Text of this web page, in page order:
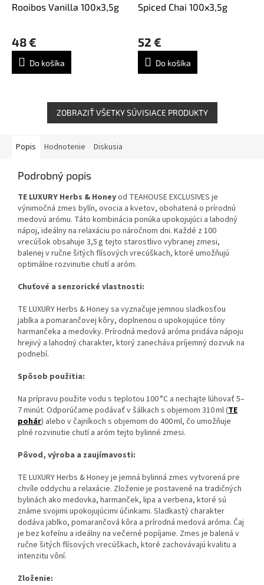
Rooibos Vanilla 100x3,5g
48 €
Do košíka
Spiced Chai 100x3,5g
52 €
Do košíka
ZOBRAZIŤ VŠETKY SÚVISIACE PRODUKTY
Popis Hodnotenie Diskusia
Podrobný popis
TE LUXURY Herbs & Honeyod TEAHOUSE EXCLUSIVES je
výnimočná zmes bylín, ovocia a kvetov, obohatená o prírodnú
medovú arómu. Táto kombinácia ponúka upokojujúci a lahodný
nápoj, ideálny na relaxáciu po náročnom dni. Každé z 100
vrecúšok obsahuje 3,5 g tejto starostlivo vybranej zmesi,
balenej v ručne šitých flísových vrecúškach, ktoré umožňujú
optimálne rozvinutie chutí a aróm.
Chuťové a senzorické vlastnosti:
TE LUXURY Herbs & Honey sa vyznačuje jemnou sladkosťou
jablka a pomarančovej kôry, doplnenou o upokojujúce tóny
harmančeka a medovky. Prírodná medová aróma pridáva nápoju
hrejivý a lahodný charakter, ktorý zanecháva príjemný dozvuk na
podnebí.
Spôsob použitia:
Na prípravu použite vodu s teplotou 100 °C a nechajte lúhovať 5–
7 minút. Odporúčame podávať v šálkach s objemom 310 ml (TE
pohár) alebo v čajníkoch s objemom do 400 ml, čo umožňuje
plné rozvinutie chutí a aróm tejto bylinné zmesi.
Pôvod, výroba a zaujímavosti:
TE LUXURY Herbs & Honey je jemná bylinná zmes vytvorená pre
chvíle oddychu a relaxácie. Zloženie je postavené na tradičných
bylinách ako medovka, harmanček, lipa a verbena, ktoré sú
známe svojimi upokojujúcimi účinkami. Sladkastý charakter
dodáva jablko, pomarančová kôra a prírodná medová aróma. Čaj
je bez kofeínu a ideálny na večerné popíjanie. Zmes je balená v
ručne šitých flísových vrecúškach, ktoré zachovávajú kvalitu a
intenzitu vôní.
Zloženie: